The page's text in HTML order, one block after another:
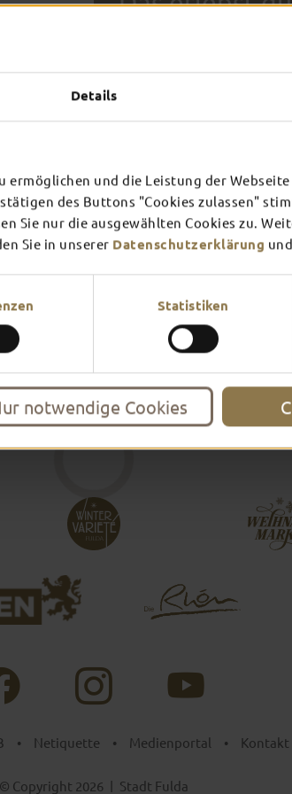
Details
ermöglichen und die Leistung der
des Buttons "Cookies zulassen"
Sie nur die ausgewählten Cookies zu.
Sie in unserer Datenschutzerklärung
Statistiken
notwendige Cookies
SCHLOSS­
Mehr erfahren
RHÖN
Mehr
Inspiration ansehen
TOP-
In Fulda ist irgendwo immer
Theater – entdecke hier
• Netiquette • Medienportal • Kontakt
© Copyright 2026 | Stadt Fulda